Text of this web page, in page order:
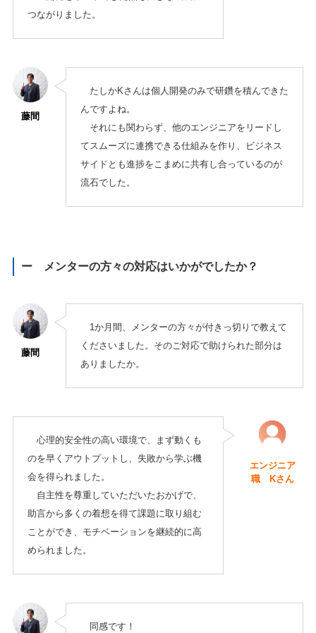
つながりました。
藤間
たしかKさんは個人開発のみで研鑽を積んできた
んですよね。
それにも関わらず、他のエンジニアをリードし
てスムーズに連携できる仕組みを作り、ビジネス
サイドとも進捗をこまめに共有し合っているのが
流石でした。
ー メンターの方々の対応はいかがでしたか？
藤間
1か月間、メンターの方々が付きっ切りで教えて
くださいました。そのご対応で助けられた部分は
ありましたか。
心理的安全性の高い環境で、まず動くも
のを早くアウトプットし、失敗から学ぶ機
会を得られました。
自主性を尊重していただいたおかげで、
助言から多くの着想を得て課題に取り組む
ことができ、モチベーションを継続的に高
められました。
エンジニア
職 Kさん
同感です！